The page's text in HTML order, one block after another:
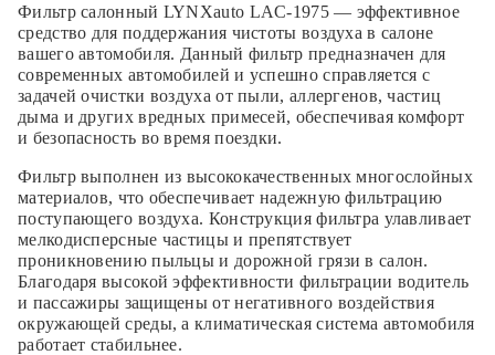
Фильтр салонный LYNXauto LAC-1975 — эффективное
средство для поддержания чистоты воздуха в салоне
вашего автомобиля. Данный фильтр предназначен для
современных автомобилей и успешно справляется с
задачей очистки воздуха от пыли, аллергенов, частиц
дыма и других вредных примесей, обеспечивая комфорт
и безопасность во время поездки.
Фильтр выполнен из высококачественных многослойных
материалов, что обеспечивает надежную фильтрацию
поступающего воздуха. Конструкция фильтра улавливает
мелкодисперсные частицы и препятствует
проникновению пыльцы и дорожной грязи в салон.
Благодаря высокой эффективности фильтрации водитель
и пассажиры защищены от негативного воздействия
окружающей среды, а климатическая система автомобиля
работает стабильнее.